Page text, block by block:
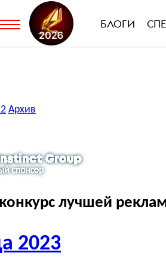
БЛОГИ
Архив
лучшей
2023